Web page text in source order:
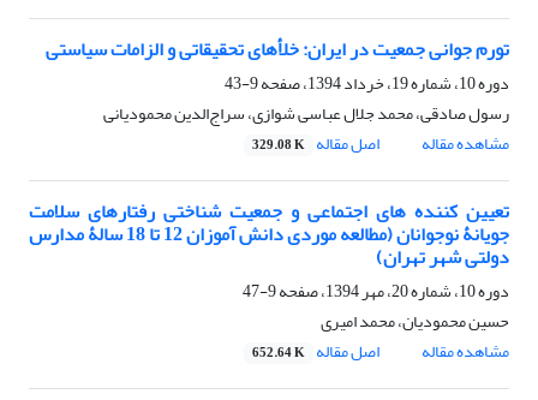
تورم جوانی جمعیت در ایران: خلأهای تحقیقاتی و الزامات سیاستی
دوره 10، شماره 19، خرداد 1394، صفحه
9-43
رسول صادقی، محمد جلال عباسی شوازی، سراج‌الدین محمودیانی
مشاهده مقاله
اصل مقاله 329.08 K
تعیین‏ کننده ‏های اجتماعی و جمعیت‏ شناختی رفتارهای سلامت‏
جویانۀ نوجوانان (مطالعه موردی دانش‏ آموزان 12 تا 18 سالۀ مدارس
دولتی شهر تهران)
دوره 10، شماره 20، مهر 1394، صفحه
9-47
حسین محمودیان، محمد امیری
مشاهده مقاله
اصل مقاله 652.64 K